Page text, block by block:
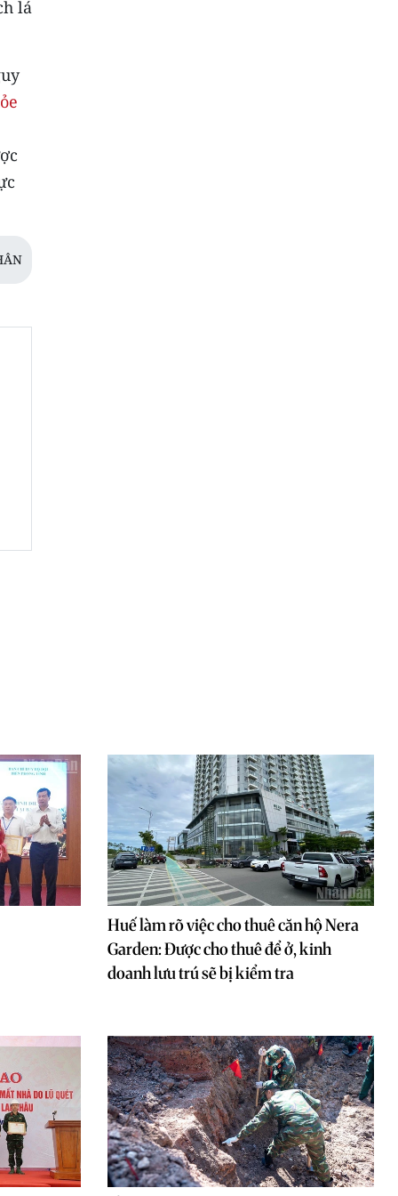
lá
Huế làm rõ việc cho thuê căn hộ Nera
Garden: Được cho thuê để ở, kinh
doanh lưu trú sẽ bị kiểm tra